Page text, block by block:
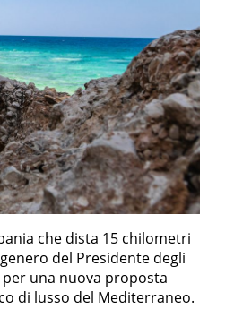
che dista 15 chilometri
del Presidente degli
una nuova proposta
di lusso del Mediterraneo.